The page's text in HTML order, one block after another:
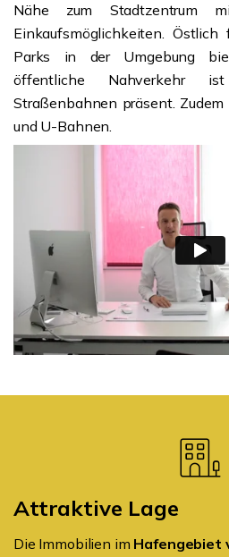
Nähe zum Stadtzentrum
Einkaufsmöglichkeiten.
Parks in der Umgebung
öffentliche Nahverkehr
Straßenbahnen präsent.
und U-Bahnen.
Attraktive Lage
Die Immobilien im Hafengebiet